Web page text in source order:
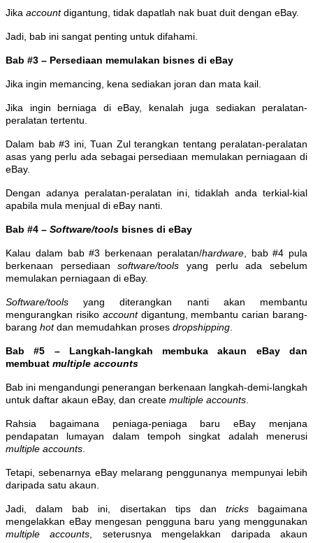
Jika accountdigantung, tidak dapatlah nak buat duit dengan eBay.
Jadi, bab ini sangat penting untuk difahami.
Bab #3 – Persediaan memulakan bisnes di eBay
Jika ingin memancing, kena sediakan joran dan mata kail.
Jika ingin berniaga di eBay, kenalah juga sediakan peralatan-
peralatan tertentu.
Dalam bab #3 ini, Tuan Zul terangkan tentang peralatan-peralatan
asas yang perlu ada sebagai persediaan memulakan perniagaan di
eBay.
Dengan adanya peralatan-peralatan ini, tidaklah anda terkial-kial
apabila mula menjual di eBay nanti.
Bab #4 – Software/tools bisnes di eBay
Kalau dalam bab #3 berkenaan peralatan/hardware, bab #4 pula
berkenaan persediaansoftware/tools yang perlu ada sebelum
memulakan perniagaan di eBay.
Software/tools yang diterangkan nanti akan membantu
mengurangkan risiko accountdigantung, membantu carian barang-
barang hotdan memudahkan proses dropshipping
Bab #5 – Langkah-langkah membuka akaun eBay dan
membuat multiple accounts
Bab ini mengandungi penerangan berkenaan langkah-demi-langkah
untuk daftar akaun eBay, dan create multiple accounts
Rahsia bagaimana peniaga-peniaga baru eBay menjana
pendapatan lumayan dalam tempoh singkat adalah menerusi
multiple accounts
Tetapi, sebenarnya eBay melarang penggunanya mempunyai lebih
daripada satu akaun.
Jadi, dalam bab ini, disertakan tips dan tricksbagaimana
mengelakkan eBay mengesan pengguna baru yang menggunakan
multiple accounts , seterusnya mengelakkan daripada akaun